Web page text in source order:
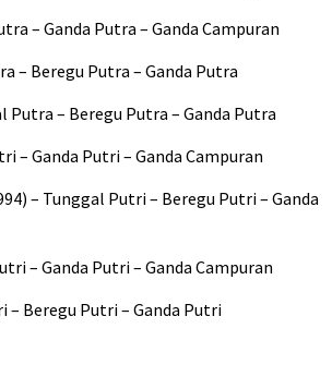
– Ganda Putra – Ganda Campuran
– Beregu Putra – Ganda Putra
Putra – Beregu Putra – Ganda Putra
– Ganda Putri – Ganda Campuran
– Tunggal Putri – Beregu Putri – Ganda
– Ganda Putri – Ganda Campuran
– Beregu Putri – Ganda Putri